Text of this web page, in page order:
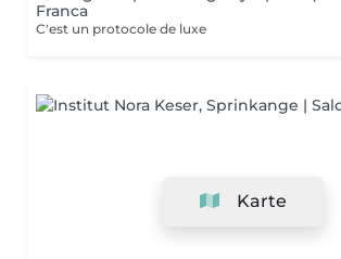
Franca
C'est un protocole de luxe
Karte